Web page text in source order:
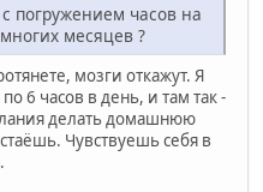
погружением часов на
месяцев ?
мозги откажут. Я
6 часов в день, и там так -
делать домашнюю
Чувствуешь себя в